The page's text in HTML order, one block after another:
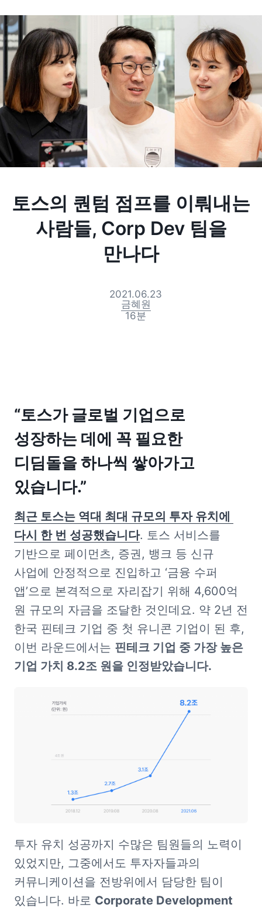
토스의 퀀텀 점프를 이뤄내는
사람들, Corp Dev 팀을
만나다
2021.06.23
금혜원
16분
“토스가 글로벌 기업으로
성장하는 데에 꼭 필요한
디딤돌을 하나씩 쌓아가고
있습니다.”
최근 토스는 역대 최대 규모의 투자 유치에
다시 한 번 성공했습니다. 토스 서비스를
기반으로 페이먼츠, 증권, 뱅크 등 신규
사업에 안정적으로 진입하고 ‘금융 수퍼
앱’으로 본격적으로 자리잡기 위해 4,600억
원 규모의 자금을 조달한 것인데요. 약 2년 전
한국 핀테크 기업 중 첫 유니콘 기업이 된 후,
이번 라운드에서는 핀테크 기업 중 가장 높은
기업 가치 8.2조 원을 인정받았습니다.
투자 유치 성공까지 수많은 팀원들의 노력이
있었지만, 그중에서도 투자자들과의
커뮤니케이션을 전방위에서 담당한 팀이
있습니다. 바로 Corporate Development